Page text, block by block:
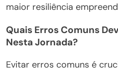
maior resiliência
Quais Erros Comuns
Nesta Jornada?
Evitar erros comuns é